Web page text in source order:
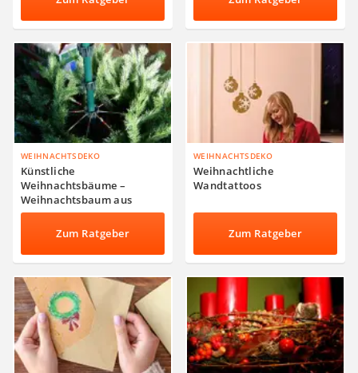
WEIHNACHTSDEKO
Künstliche
Weihnachtsbäume –
Weihnachtsbaum aus
Kunststoff – Klapptanne
Zum Ratgeber
WEIHNACHTSDEKO
Weihnachtliche
Wandtattoos
Zum Ratgeber